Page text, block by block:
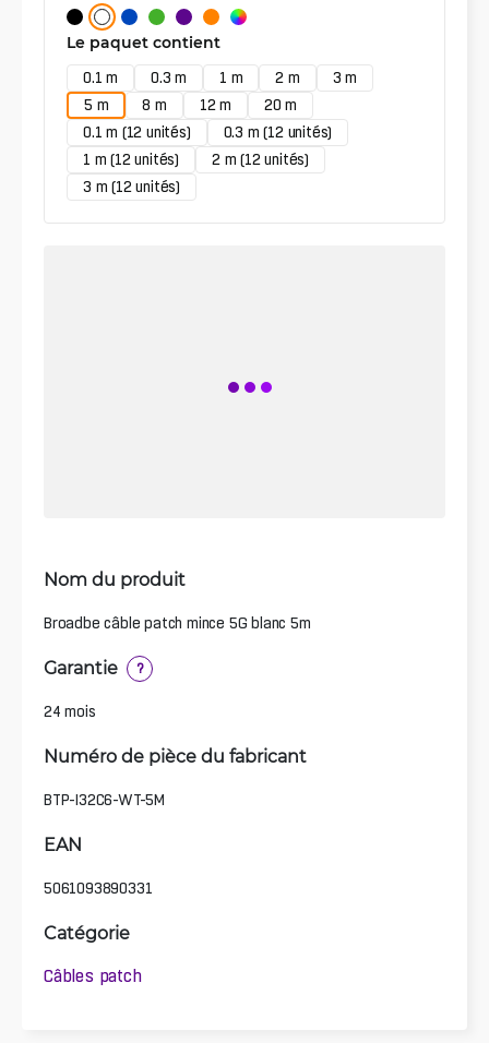
Le paquet contient
0.1 m 0.3 m 1 m 2 m
3 m
5 m
8 m 12 m
20 m
0.1 m (12 unités)
0.3 m (12 unités)
1 m (12 unités)
2 m (12 unités)
3 m (12 unités)
Nom du produit
Broadbe câble patch mince 5G blanc 5m
Garantie ?
24 mois
Numéro de pièce du fabricant
BTP-I32C6-WT-5M
EAN
5061093890331
Catégorie
Câbles patch